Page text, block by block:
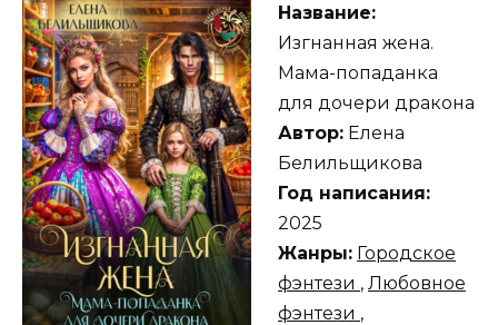
Название:
Изгнанная жена.
Мама-попаданка
для дочери дракона
Автор: Елена
Белильщикова
Год написания:
2025
Жанры: Городское
фэнтези , Любовное
фэнтези ,